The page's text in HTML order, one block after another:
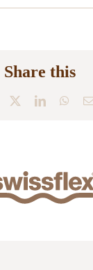
Share this
Facebook LinkedIn